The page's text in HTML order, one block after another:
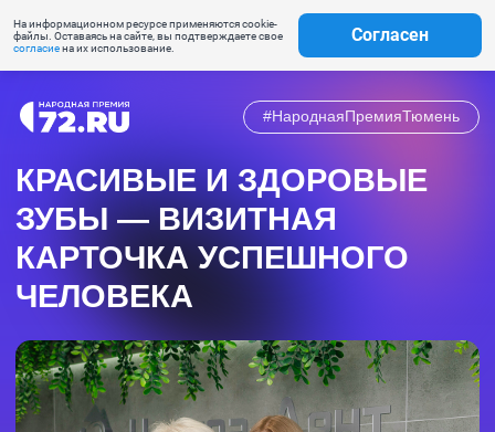
На информационном ресурсе применяются cookie-
файлы. Оставаясь на сайте, вы подтверждаете свое
согласиена их использование.
Согласен
КРАСИВЫЕ И ЗДОРОВЫЕ
КАРТОЧКА УСПЕШНОГО
ЧЕЛОВЕКА